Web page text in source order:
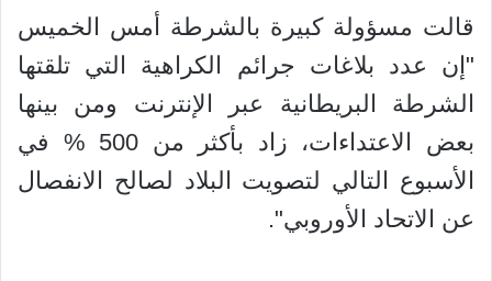
قالت مسؤولة كبيرة بالشرطة أمس الخميس
"إن عدد بلاغات جرائم الكراهية التي تلقتها
الشرطة البريطانية عبر الإنترنت ومن بينها
بعض الاعتداءات، زاد بأكثر من 500 % في
الأسبوع التالي لتصويت البلاد لصالح الانفصال
عن الاتحاد الأوروبي".